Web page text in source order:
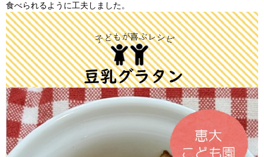
食べられるように工夫しました。